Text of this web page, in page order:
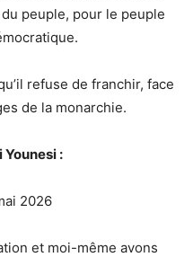
peuple, pour le peuple
refuse de franchir, face
de la monarchie.
:
2026
et moi-même avons